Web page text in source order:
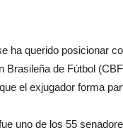
ha querido posicionar
Brasileña de Fútbol
el exjugador forma
uno de los 55